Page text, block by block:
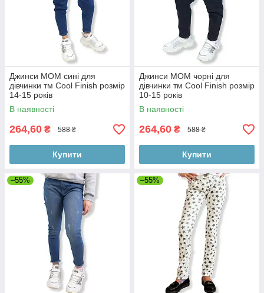
Джинси МОМ сині для
дівчинки тм Cool Finish розмір
14-15 років
В наявності
264,60 ₴ 588 ₴
Купити
Джинси МОМ чорні для
дівчинки тм Cool Finish розмір
10-15 років
В наявності
264,60 ₴ 588 ₴
Купити
–55% –55%